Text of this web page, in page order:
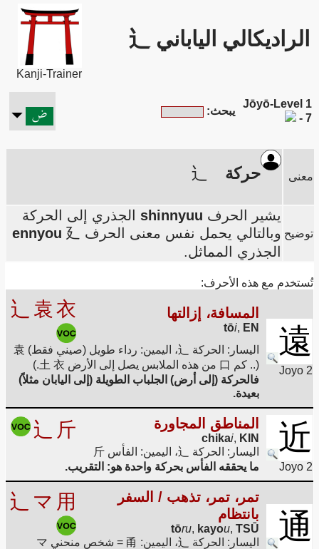
الراديكالي الياباني 辶
Kanji-Trainer
Jōyō-Level 1
- 7
يبحث:
معنى حركة
توضيح
يشير الحرف shinnyuu الجذري إلى الحركة
وبالتالي يحمل نفس معنى الحرف
ennyou 廴
الجذري المماثل.
تُستخدم مع هذه الأحرف:
遠
Joyo 2
المسافة، إزالتها
tōi, EN
辶 袁衣
اليسار: الحركة 辶، اليمين: رداء طويل (صيني فقط) 袁
(.. كم 口 من هذه الملابس يصل إلى الأرض 土 衣.)
فالحركة (إلى أرض) الجلباب الطويلة (إلى اليابان مثلاً)
بعيدة.
近
Joyo 2
المناطق المجاورة
chikai, KIN
辶 斤
اليسار: الحركة 辶، اليمين: الفأس 斤
ما يحققه الفأس بحركة واحدة هو: التقريب.
通
تمر، تمر، تذهب / السفر
بانتظام
tōru, kayou, TSŪ
辶 マ 用
اليسار: الحركة 辶، اليمين: 甬 = شخص منحني マ